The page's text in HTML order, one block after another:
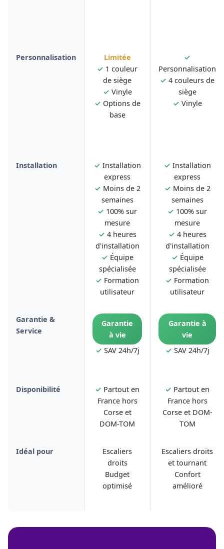
Personnalisation
Limitée
✓ 1 couleur
de siège
✓ Vinyle
✓ Options de
base
✓
Personnalisation
✓ 4 couleurs de
siège
✓ Vinyle
Installation ✓ Installation
express
✓ Moins de 2
semaines
✓ 100% sur
mesure
✓ 4 heures
d'installation
✓ Équipe
spécialisée
✓ Formation
utilisateur
✓ Installation
express
✓ Moins de 2
semaines
✓ 100% sur
mesure
✓ 4 heures
d'installation
✓ Équipe
spécialisée
✓ Formation
utilisateur
Garantie &
Service
Garantie
à vie
✓ SAV 24h/7j
Garantie à
vie
✓ SAV 24h/7j
Disponibilité ✓ Partout en
France hors
Corse et
DOM-TOM
✓ Partout en
France hors
Corse et DOM-
TOM
Idéal pour
Escaliers
droits
Budget
optimisé
Escaliers droits
et tournant
Confort
amélioré